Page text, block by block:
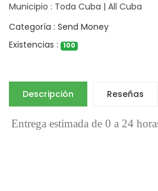
Municipio : Toda Cuba | All Cuba
Categoría : Send Money
Existencias :
100
Descripción Reseñas
Entrega estimada de 0 a 24